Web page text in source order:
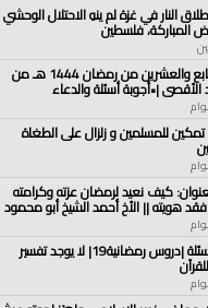
النار في غزة لم ينهِ الاحتلال الوحشي
المباركة، فلسطين
ليلة السابع والعشرين من رمضان 1444 هـ من
|•أجوبة أسئلة والدعاء
تمكين للمسلمين و زلزال على الطغاة
كيف نعيد لرمضان عزته وكرامته
هويته || الأخ أحمد الشيخ أبو محمود
أجوبة أسئلة |دروس رمضانية19| لا يوجد تفسير